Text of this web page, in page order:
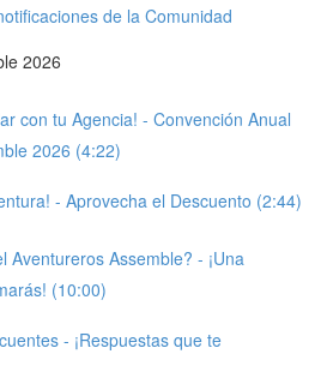
de la Comunidad
2026
con tu Agencia! - Convención Anual
2026 (4:22)
- Aprovecha el Descuento (2:44)
Aventureros Assemble? - ¡Una
(10:00)
- ¡Respuestas que te